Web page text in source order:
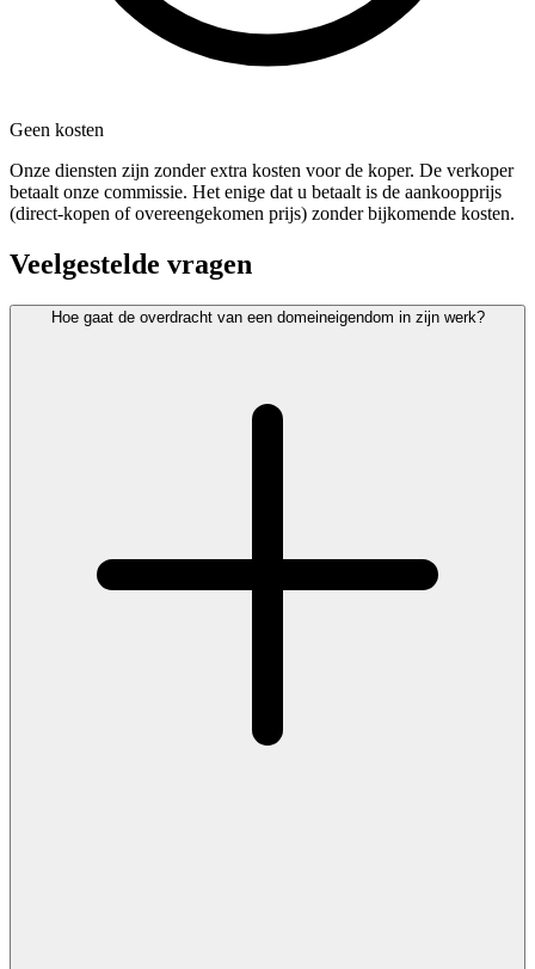
Geen kosten
Onze diensten zijn zonder extra kosten voor de koper. De verkoper
betaalt onze commissie. Het enige dat u betaalt is de aankoopprijs
(direct-kopen of overeengekomen prijs) zonder bijkomende kosten.
Veelgestelde vragen
Hoe gaat de overdracht van een domeineigendom in zijn werk?